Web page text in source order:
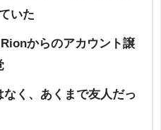
いた
からのアカウント譲
く、あくまで友人だっ